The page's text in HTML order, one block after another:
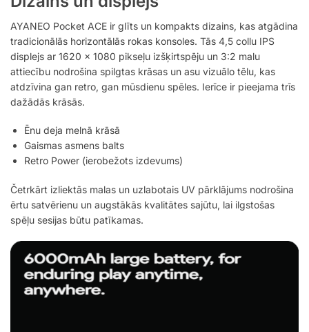
AYANEO Pocket ACE ir glīts un kompakts dizains, kas atgādina
tradicionālās horizontālās rokas konsoles. Tās 4,5 collu IPS
displejs ar 1620 × 1080 pikseļu izšķirtspēju un 3:2 malu
attiecību nodrošina spilgtas krāsas un asu vizuālo tēlu, kas
atdzīvina gan retro, gan mūsdienu spēles. Ierīce ir pieejama trīs
dažādās krāsās.
Ēnu deja melnā krāsā
Gaismas asmens balts
Retro Power (ierobežots izdevums)
Četrkārt izliektās malas un uzlabotais UV pārklājums nodrošina
ērtu satvērienu un augstākās kvalitātes sajūtu, lai ilgstošas
spēļu sesijas būtu patīkamas.